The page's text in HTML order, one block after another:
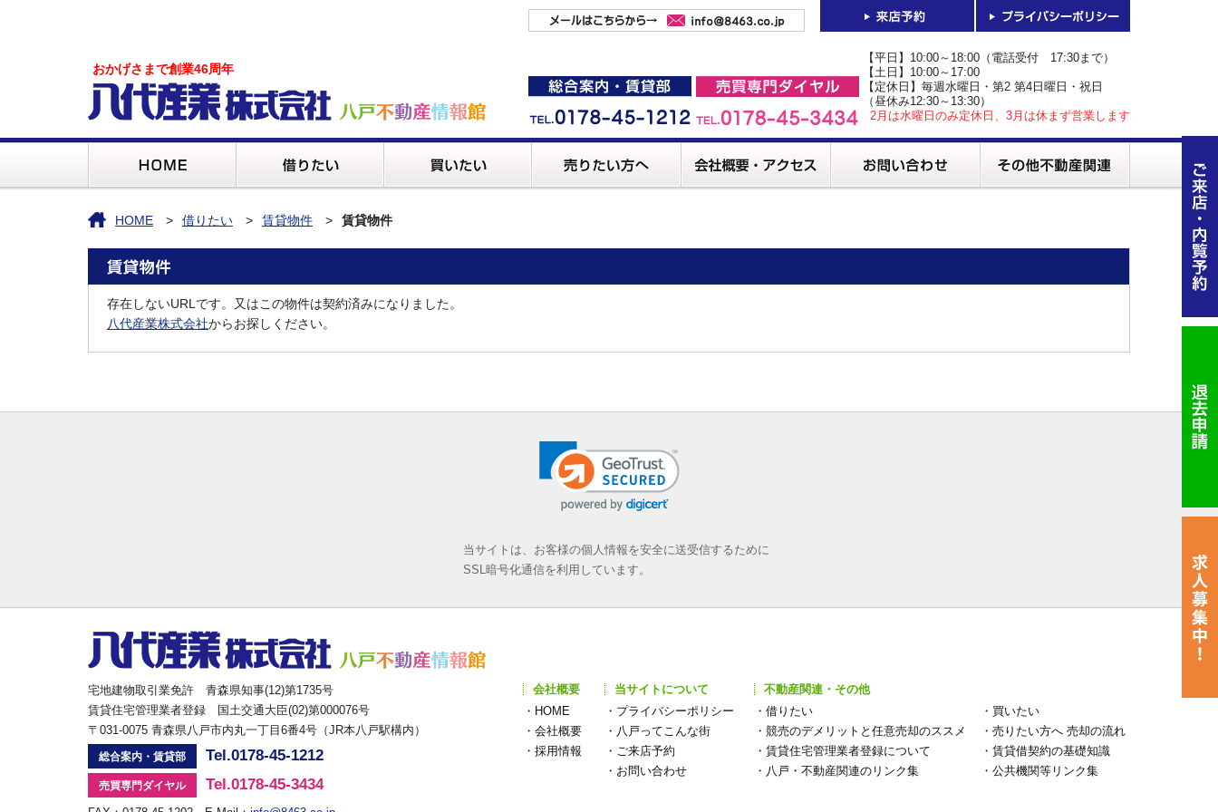
おかげさまで創業46周年
【平日】10:00～18:00（電話受付 17:30まで）
【土日】10:00～17:00
【定休日】毎週水曜日・第2 第4日曜日・祝日
（昼休み12:30～13:30）
2月は水曜日のみ定休日、3月は休まず営業します
HOME 借りたい 賃貸物件 賃貸物件
存在しないURLです。又はこの物件は契約済みになりました。
八代産業株式会社からお探しください。
当サイトは、お客様の個人情報を安全に送受信するために
SSL暗号化通信を利用しています。
宅地建物取引業免許 青森県知事(12)第1735号
賃貸住宅管理業者登録 国土交通大臣(02)第000076号
〒031-0075 青森県八戸市内丸一丁目6番4号（JR本八戸駅構内）
総合案内・賃貸部 Tel.0178-45-1212
売買専門ダイヤル Tel.0178-45-3434
会社概要
・ HOME
・ 会社概要
・ 採用情報
当サイトについて
・ プライバシーポリシー
・ 八戸ってこんな街
・ ご来店予約
・ お問い合わせ
不動産関連・その他
・ 借りたい ・ 買いたい
・ 競売のデメリットと任意売却のススメ ・ 売りたい方へ 売却の流れ
・ 賃貸住宅管理業者登録について ・ 賃貸借契約の基礎知識
・ 八戸・不動産関連のリンク集 ・ 公共機関等リンク集